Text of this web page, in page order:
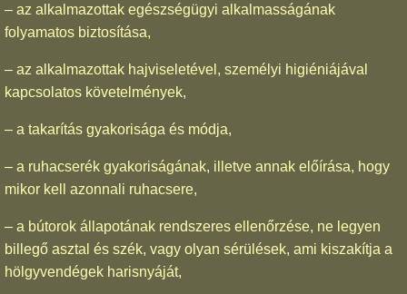
– az alkalmazottak egészségügyi alkalmasságának
folyamatos biztosítása,
– az alkalmazottak hajviseletével, személyi higiéniájával
kapcsolatos követelmények,
– a takarítás gyakorisága és módja,
– a ruhacserék gyakoriságának, illetve annak előírása, hogy
mikor kell azonnali ruhacsere,
– a bútorok állapotának rendszeres ellenőrzése, ne legyen
billegő asztal és szék, vagy olyan sérülések, ami kiszakítja a
hölgyvendégek harisnyáját,